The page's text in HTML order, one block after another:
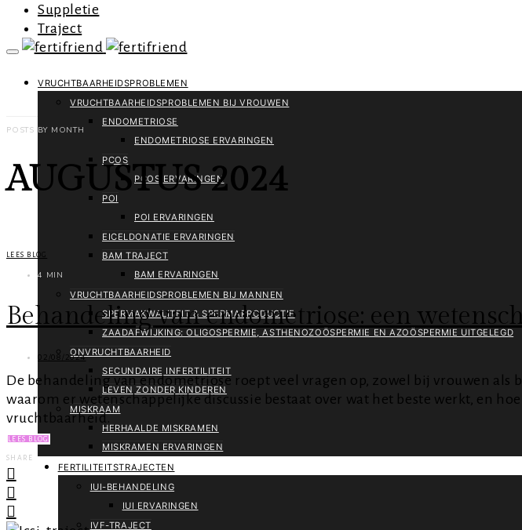
Suppletie
Traject
VRUCHTBAARHEIDSPROBLEMEN
VRUCHTBAARHEIDSPROBLEMEN BIJ VROUWEN
ENDOMETRIOSE
ENDOMETRIOSE ERVARINGEN
PCOS
PCOS ERVARINGEN
POI
POI ERVARINGEN
EICELDONATIE ERVARINGEN
BAM TRAJECT
BAM ERVARINGEN
VRUCHTBAARHEIDSPROBLEMEN BIJ MANNEN
SPERMAKWALITEIT & SPERMAPRODUCTIE
ZAADAFWIJKING: OLIGOSPERMIE, ASTHENOZOÖSPERMIE EN AZOÖSPERMIE UITGELEGD
ONVRUCHTBAARHEID
SECUNDAIRE INFERTILITEIT
LEVEN ZONDER KINDEREN
MISKRAAM
HERHAALDE MISKRAMEN
MISKRAMEN ERVARINGEN
FERTILITEITSTRAJECTEN
IUI-BEHANDELING
IUI ERVARINGEN
IVF-TRAJECT
POSTS BY MONTH
AUGUSTUS 2024
LEES BLOG
4 MIN
Behandeling van endometriose: een
02/08/2024
De behandeling van endometriose roept veel vragen op, zowel bij vrouwen
waarom er wetenschappelijke discussie bestaat over wat het beste werkt, en
vruchtbaarheid.
LEES BLOG
SHARE